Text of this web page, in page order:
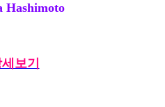
Hashimoto
보기